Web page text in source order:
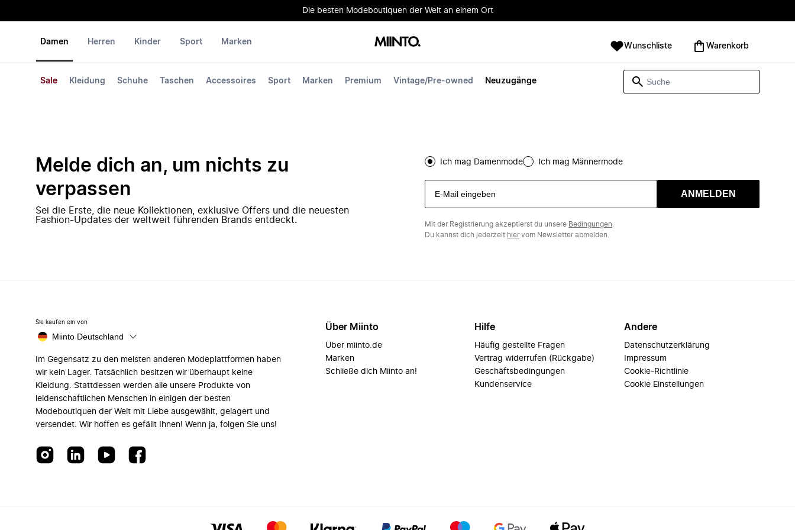
Die besten Modeboutiquen der Welt an einem Ort
Damen
Sale Kleidung Schuhe Taschen Accessoires Sport Marken Premium Vintage/Pre-owned Neuzugänge
Herren Kinder Sport Marken Wunschliste Warenkorb
Melde dich an, um nichts zu
verpassen
Sei die Erste, die neue Kollektionen, exklusive Offers und die neuesten
Fashion-Updates der weltweit führenden Brands entdeckt.
Ich mag Damenmode Ich mag Männermode
ANMELDEN
Mit der Registrierung akzeptierst du unsere Bedingungen
Du kannst dich jederzeit hiervom Newsletter abmelden.
Sie kaufen ein von
Miinto Deutschland
Im Gegensatz zu den meisten anderen Modeplattformen haben
wir kein Lager. Tatsächlich besitzen wir überhaupt keine
Kleidung. Stattdessen werden alle unsere Produkte von
leidenschaftlichen Menschen in einigen der besten
Modeboutiquen der Welt mit Liebe ausgewählt, gelagert und
versendet. Wir hoffen es gefällt Ihnen! Wenn ja, folgen Sie uns!
Über Miinto
Über miinto.de
Marken
Schließe dich Miinto an!
Hilfe
Häufig gestellte Fragen
Vertrag widerrufen (Rückgabe)
Geschäftsbedingungen
Kundenservice
Andere
Datenschutzerklärung
Impressum
Cookie-Richtlinie
Cookie Einstellungen